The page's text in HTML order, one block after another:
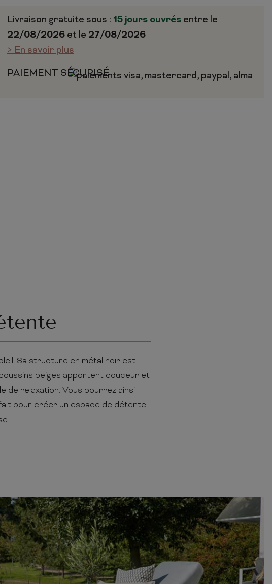
Livraison gratuite sous : 15 jours ouvrés entre le
22/08/2026et le 27/08/2026
> En savoir plus
PAIEMENT SÉCURISÉ
Sa structure en métal noir est
beiges apportent douceur et
de relaxation. Vous pourrez ainsi
pour créer un espace de détente